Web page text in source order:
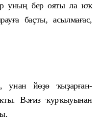
уның бер ояты ла юҡ
баҫты, асылмағас,
йөҙө ҡыҙарған-
Вәғиз ҡурҡыуынан